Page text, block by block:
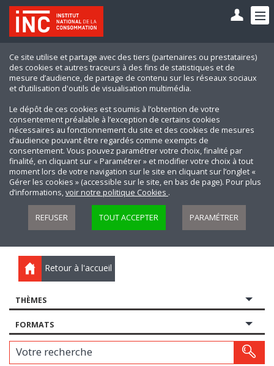
Ce site utilise et partage avec des tiers (partenaires ou prestataires)
des cookies et autres traceurs à des fins de statistiques et de
mesure d’audience, de partage de contenu sur les réseaux sociaux
et d’utilisation d'outils de visualisation multimédia.
Le dépôt de ces cookies est soumis à l’obtention de votre
consentement préalable à l’exception de certains cookies
nécessaires au fonctionnement du site et des cookies de mesures
d’audience pouvant être regardés comme exempts de
consentement. Vous pouvez paramétrer votre choix, finalité par
finalité, en cliquant sur « Paramétrer » et modifier votre choix à tout
moment lors de votre navigation sur le site en cliquant sur l’onglet «
Gérer les cookies » (accessible sur le site, en bas de page). Pour plus
d’informations,voir notre politique Cookies .
REFUSER TOUT ACCEPTER PARAMÉTRER
Retour à l'accueil
THÈMES
FORMATS
Votre recherche